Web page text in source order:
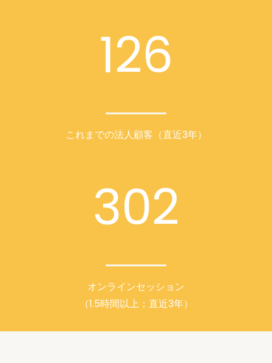
126
これまでの法人顧客（直近3年）
302
オンラインセッション
（1.5時間以上；直近3年）